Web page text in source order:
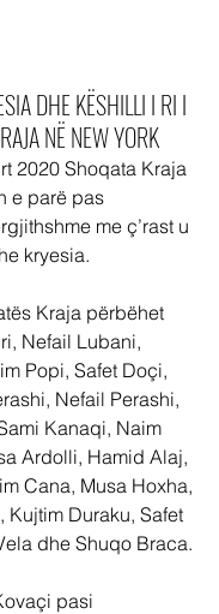
DHE KËSHILLI I RI I
NË NEW YORK
2020 Shoqata Kraja
e parë pas
me ç’rast u
kryesia.
Kraja përbëhet
Nefail Lubani,
Popi, Safet Doçi,
Nefail Perashi,
Kanaqi, Naim
Ardolli, Hamid Alaj,
Cana, Musa Hoxha,
Kujtim Duraku, Safet
dhe Shuqo Braca.
pasi